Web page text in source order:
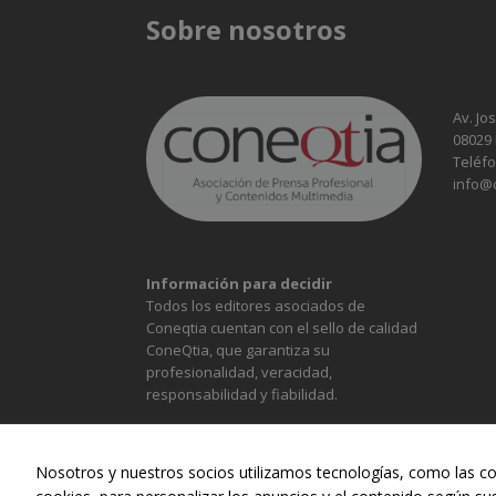
Sobre nosotros
Información para decidir
Todos los editores asociados de
Coneqtia cuentan con el sello de calidad
ConeQtia, que garantiza su
profesionalidad, veracidad,
responsabilidad y fiabilidad.
Av.
Nosotros y nuestros socios utilizamos tecnologías, como las